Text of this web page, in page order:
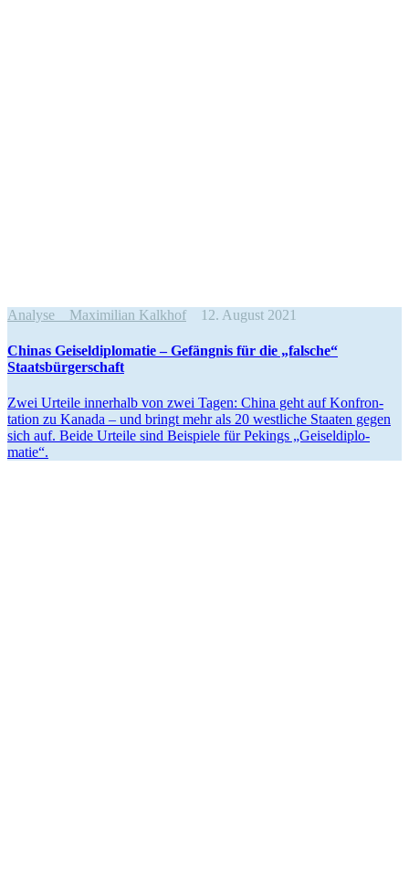
Analyse Maximilian Kalkhof 12. August 2021
Chinas Geisel­di­plo­matie – Gefängnis für die „falsche“
Staatsbürgerschaft
Zwei Urteile innerhalb von zwei Tagen: China geht auf Konfron­
tation zu Kanada – und bringt mehr als 20 westliche Staaten gegen
sich auf. Beide Urteile sind Beispiele für Pekings „Geisel­di­plo­
matie“.